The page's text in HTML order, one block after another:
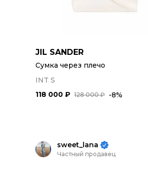
JIL SANDER
Сумка через плечо
INT S
128 000 ₽
118 000 ₽ -8%
sweet_lana
Частный продавец